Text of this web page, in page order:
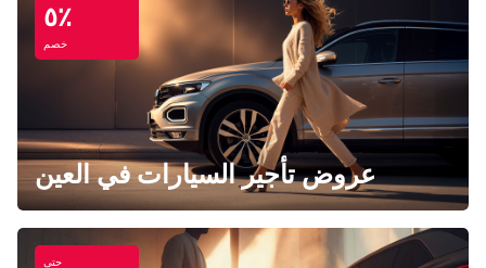
٥٪
خصم
عروض تأجير السيارات في العين
حتى